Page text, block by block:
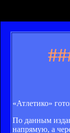
«Атлетико»
По данным
напрямую, а